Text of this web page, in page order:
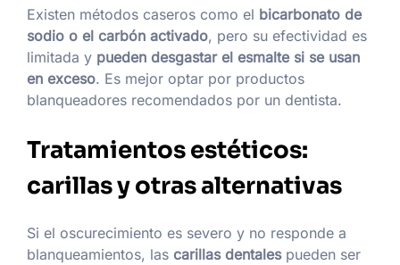
Existen métodos caseros como el bicarbonato de
sodio o el carbón activado, pero su efectividad es
limitada y pueden desgastar el esmalte si se usan
en exceso. Es mejor optar por productos
blanqueadores recomendados por un dentista.
Tratamientos estéticos:
carillas y otras alternativas
Si el oscurecimiento es severo y no responde a
blanqueamientos, las carillas dentalespueden ser